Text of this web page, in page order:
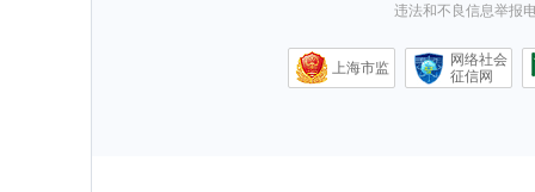
违法和不良信息举报
上海市监
网络社会
征信网